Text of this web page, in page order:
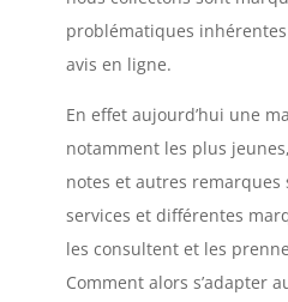
problématiques
avis en ligne.
En effet aujourd’hui une
notamment les plus
notes et autres
services et différentes
les consultent et les
Comment alors s’adapter